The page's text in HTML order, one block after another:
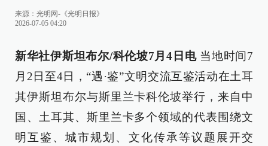
来源： 光明网-《光明日报》
2026-07-05 04:20
新华社伊斯坦布尔/科伦坡7月4日电 当地时间7
月2日至4日，“遇·鉴”文明交流互鉴活动在土耳
其伊斯坦布尔与斯里兰卡科伦坡举行，来自中
国、土耳其、斯里兰卡多个领域的代表围绕文
明互鉴、城市规划、文化传承等议题展开交